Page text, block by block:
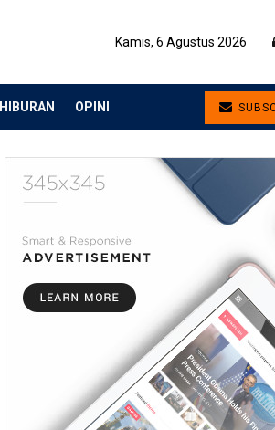
Kamis, 6 Agustus 2026
HIBURAN OPINI